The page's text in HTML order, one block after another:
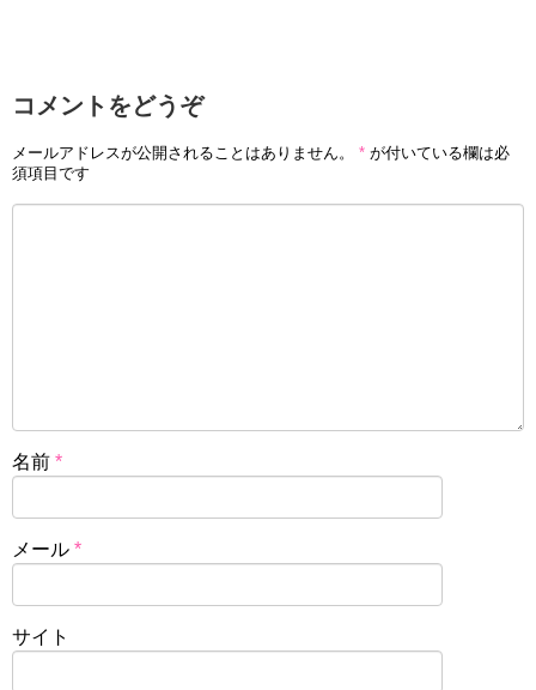
コメントをどうぞ
メールアドレスが公開されることはありません。 * が付いている欄は必
須項目です
名前 *
メール *
サイト